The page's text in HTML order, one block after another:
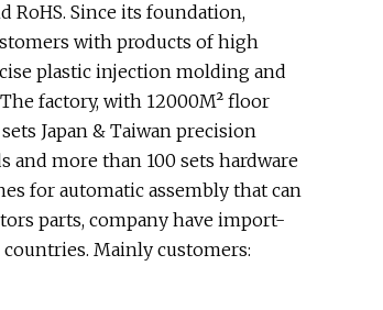
RoHS. Since its foundation,
with products of high
plastic injection molding and
factory, with 12000M² floor
Japan & Taiwan precision
and more than 100 sets hardware
for automatic assembly that can
parts, company have import-
Mainly customers: